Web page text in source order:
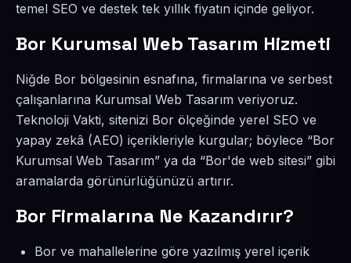
temel SEO ve destek tek yıllık fiyatın içinde geliyor.
Bor Kurumsal Web Tasarım Hizmeti
Niğde Bor bölgesinin esnafına, firmalarına ve serbest
çalışanlarına Kurumsal Web Tasarım veriyoruz.
Teknoloji Vakti, sitenizi Bor ölçeğinde yerel SEO ve
yapay zekâ (AEO) içerikleriyle kurgular; böylece “Bor
Kurumsal Web Tasarım” ya da “Bor'de web sitesi” gibi
aramalarda görünürlüğünüzü artırır.
Bor Firmalarına Ne Kazandırır?
Bor ve mahallelerine göre yazılmış yerel içerik